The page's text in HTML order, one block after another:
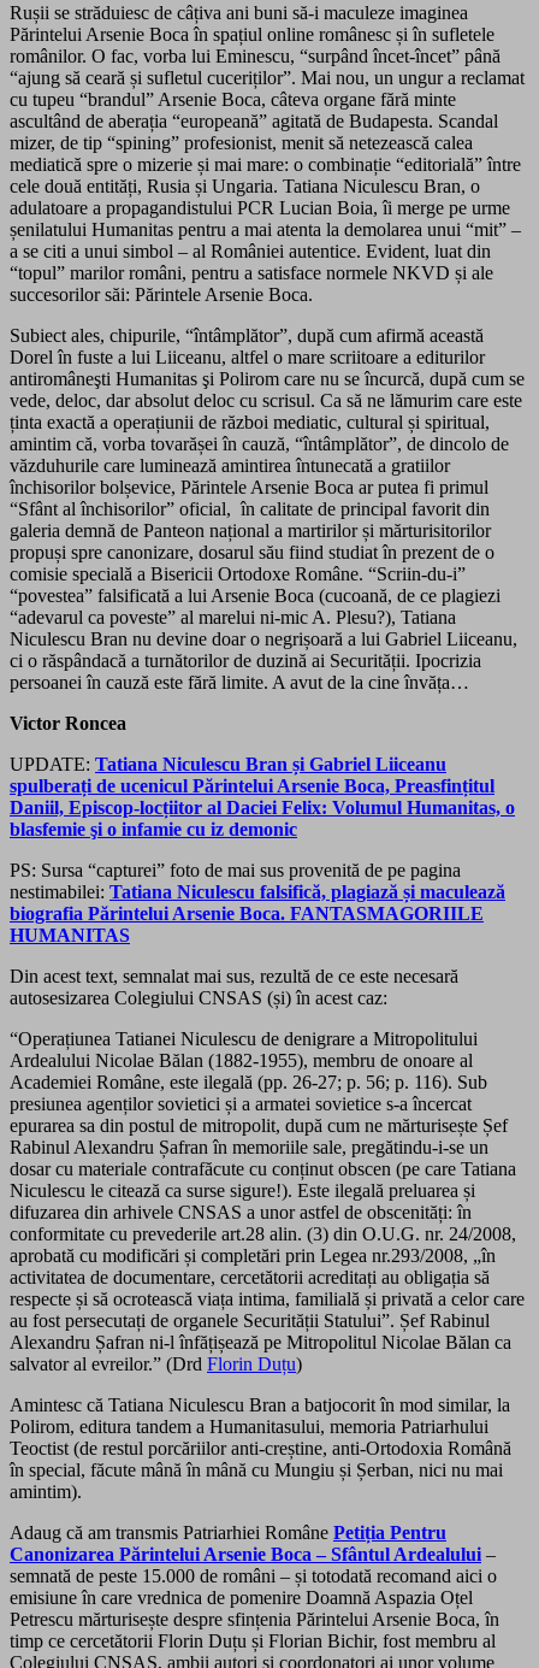
Rușii se străduiesc de câțiva ani buni să-i maculeze imaginea
Părintelui Arsenie Boca în spațiul online românesc și în sufletele
românilor. O fac, vorba lui Eminescu, “surpând încet-încet” până
“ajung să ceară și sufletul cuceriților”. Mai nou, un ungur a reclamat
cu tupeu “brandul” Arsenie Boca, câteva organe fără minte
ascultând de aberația “europeană” agitată de Budapesta. Scandal
mizer, de tip “spining” profesionist, menit să netezească calea
mediatică spre o mizerie și mai mare: o combinație “editorială” între
cele două entități, Rusia și Ungaria. Tatiana Niculescu Bran, o
adulatoare a propagandistului PCR Lucian Boia, îi merge pe urme
șenilatului Humanitas pentru a mai atenta la demolarea unui “mit” –
a se citi a unui simbol – al României autentice. Evident, luat din
“topul” marilor români, pentru a satisface normele NKVD și ale
succesorilor săi: Părintele Arsenie Boca.
Subiect ales, chipurile, “întâmplător”, după cum afirmă această
Dorel în fuste a lui Liiceanu, altfel o mare scriitoare a editurilor
antiromâneşti Humanitas şi Polirom care nu se încurcă, după cum se
vede, deloc, dar absolut deloc cu scrisul. Ca să ne lămurim care este
ținta exactă a operațiunii de război mediatic, cultural și spiritual,
amintim că, vorba tovarășei în cauză, “întâmplător”, de dincolo de
văzduhurile care luminează amintirea întunecată a gratiilor
închisorilor bolșevice, Părintele Arsenie Boca ar putea fi primul
“Sfânt al închisorilor” oficial, în calitate de principal favorit din
galeria demnă de Panteon național a martirilor și mărturisitorilor
propuși spre canonizare, dosarul său fiind studiat în prezent de o
comisie specială a Bisericii Ortodoxe Române. “Scriin-du-i”
“povestea” falsificată a lui Arsenie Boca (cucoană, de ce plagiezi
“adevarul ca poveste” al marelui ni-mic A. Plesu?), Tatiana
Niculescu Bran nu devine doar o negrișoară a lui Gabriel Liiceanu,
ci o răspândacă a turnătorilor de duzină ai Securității. Ipocrizia
persoanei în cauză este fără limite. A avut de la cine învăța…
Victor Roncea
UPDATE: Tatiana Niculescu Bran și Gabriel Liiceanu
spulberați de ucenicul Părintelui Arsenie Boca, Preasfințitul
Daniil, Episcop-locțiitor al Daciei Felix: Volumul Humanitas, o
blasfemie şi o infamie cu iz demonic
PS: Sursa “capturei” foto de mai sus provenită de pe pagina
nestimabilei: Tatiana Niculescu falsifică, plagiază și maculează
biografia Părintelui Arsenie Boca. FANTASMAGORIILE
HUMANITAS
Din acest text, semnalat mai sus, rezultă de ce este necesară
autosesizarea Colegiului CNSAS (și) în acest caz:
“Operațiunea Tatianei Niculescu de denigrare a Mitropolitului
Ardealului Nicolae Bălan (1882-1955), membru de onoare al
Academiei Române, este ilegală (pp. 26-27; p. 56; p. 116). Sub
presiunea agenților sovietici și a armatei sovietice s-a încercat
epurarea sa din postul de mitropolit, după cum ne mărturisește Șef
Rabinul Alexandru Șafran în memoriile sale, pregătindu-i-se un
dosar cu materiale contrafăcute cu conținut obscen (pe care Tatiana
Niculescu le citează ca surse sigure!). Este ilegală preluarea și
difuzarea din arhivele CNSAS a unor astfel de obscenități: în
conformitate cu prevederile art.28 alin. (3) din O.U.G. nr. 24/2008,
aprobată cu modificări și completări prin Legea nr.293/2008, „în
activitatea de documentare, cercetătorii acreditați au obligația să
respecte și să ocrotească viața intima, familială și privată a celor care
au fost persecutați de organele Securității Statului”. Șef Rabinul
Alexandru Șafran ni-l înfățișează pe Mitropolitul Nicolae Bălan ca
salvator al evreilor.” (Drd Florin Duțu)
Amintesc că Tatiana Niculescu Bran a batjocorit în mod similar, la
Polirom, editura tandem a Humanitasului, memoria Patriarhului
Teoctist (de restul porcăriilor anti-creștine, anti-Ortodoxia Română
în special, făcute mână în mână cu Mungiu și Șerban, nici nu mai
amintim).
Adaug că am transmis Patriarhiei Române Petiția Pentru
Canonizarea Părintelui Arsenie Boca – Sfântul Ardealului –
semnată de peste 15.000 de români – și totodată recomand aici o
emisiune în care vrednica de pomenire Doamnă Aspazia Oțel
Petrescu mărturisește despre sfințenia Părintelui Arsenie Boca, în
timp ce cercetătorii Florin Duțu și Florian Bichir, fost membru al
Colegiului CNSAS, ambii autori și coordonatori ai unor volume